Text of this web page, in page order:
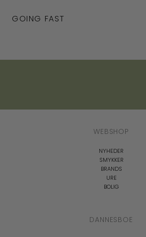
GOING FAST
WEBSHOP
NYHEDER
SMYKKER
BRANDS
URE
BOLIG
DANNESBOE